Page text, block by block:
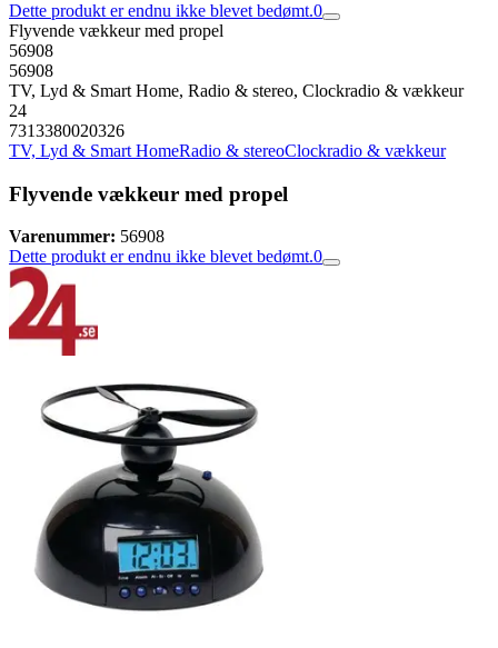
Dette produkt er endnu ikke blevet bedømt.0
Flyvende vækkeur med propel
56908
56908
TV, Lyd & Smart Home, Radio & stereo, Clockradio & vækkeur
24
7313380020326
TV, Lyd & Smart HomeRadio & stereoClockradio & vækkeur
Flyvende vækkeur med propel
Varenummer: 56908
Dette produkt er endnu ikke blevet bedømt.0